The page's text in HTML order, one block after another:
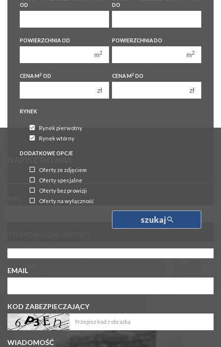
450 000 zł 450 000 zł
OD
6
DO
POWIERZCHNIA OD
m2
POWIERZCHNIA DO
m2
CENA M2 OD
zł
CENA M2 DO
zł
RYNEK
Rynek pierwotny
Rynek wtórny
DODATKOWE OPCJE
Oferty ze zdjęciem
Oferty specjalne
Oferty bez prowizji
Oferty na wyłączność
szukaj
EMAIL
KOD ZABEZPIECZAJĄCY
WIADOMOŚĆ